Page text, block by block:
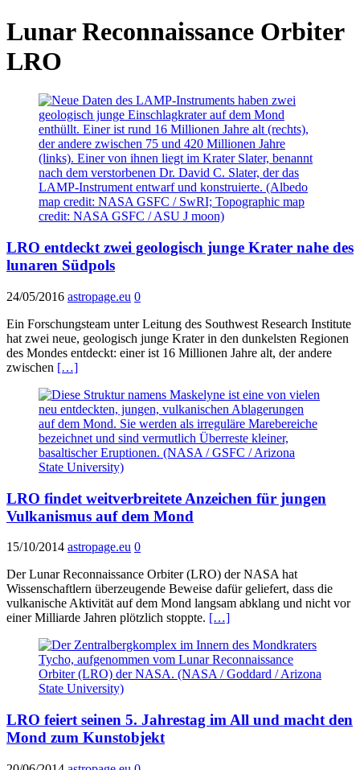
Lunar Reconnaissance Orbiter
LRO
LRO entdeckt zwei geologisch junge Krater nahe des
lunaren Südpols
24/05/2016 astropage.eu 0
Ein Forschungsteam unter Leitung des Southwest Research Institute
hat zwei neue, geologisch junge Krater in den dunkelsten Regionen
des Mondes entdeckt: einer ist 16 Millionen Jahre alt, der andere
zwischen […]
LRO findet weitverbreitete Anzeichen für jungen
Vulkanismus auf dem Mond
15/10/2014 astropage.eu 0
Der Lunar Reconnaissance Orbiter (LRO) der NASA hat
Wissenschaftlern überzeugende Beweise dafür geliefert, dass die
vulkanische Aktivität auf dem Mond langsam abklang und nicht vor
einer Milliarde Jahren plötzlich stoppte. […]
LRO feiert seinen 5. Jahrestag im All und macht den
Mond zum Kunstobjekt